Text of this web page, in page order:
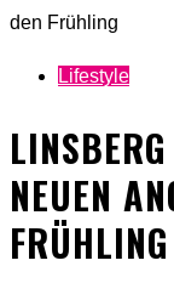
den Frühling
Lifestyle
NEUEN
FRÜHLING